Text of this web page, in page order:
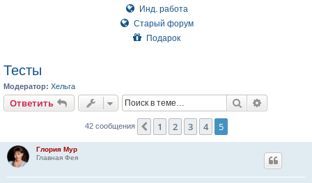
Инд. работа
Старый форум
Подарок
Тесты
Модератор: Хельга
Ответить Поиск
42 сообщения Пред.
1 2 3 4 5
Глория Мур
Главная Фея